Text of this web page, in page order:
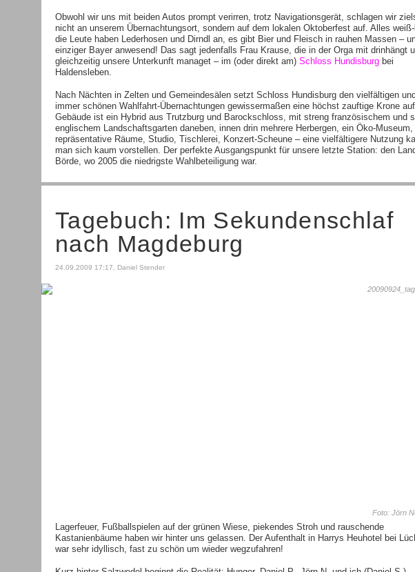
Obwohl wir uns mit beiden Autos prompt verirren, trotz Navigationsgerät, schlagen wir
nicht an unserem Übernachtungsort, sondern auf dem lokalen Oktoberfest auf. Alles
die Leute haben Lederhosen und Dirndl an, es gibt Bier und Fleisch in rauhen Massen –
einziger Bayer anwesend! Das sagt jedenfalls Frau Krause, die in der Orga mit drinhängt
gleichzeitig unsere Unterkunft managet – im (oder direkt am) Schloss Hundisburg bei
Haldensleben.
Nach Nächten in Zelten und Gemeindesälen setzt Schloss Hundisburg den vielfältigen und
immer schönen Wahlfahrt-Übernachtungen gewissermaßen eine höchst zauftige Krone
Gebäude ist ein Hybrid aus Trutzburg und Barockschloss, mit streng französischem und
englischem Landschaftsgarten daneben, innen drin mehrere Herbergen, ein Öko-Museum,
repräsentative Räume, Studio, Tischlerei, Konzert-Scheune – eine vielfältigere Nutzung
man sich kaum vorstellen. Der perfekte Ausgangspunkt für unsere letzte Station: den
Börde, wo 2005 die niedrigste Wahlbeteiligung war.
Tagebuch: Im Sekundenschlaf
nach Magdeburg
24.09.2009 17:17, Daniel Stender
Foto: Jörn
Lagerfeuer, Fußballspielen auf der grünen Wiese, piekendes Stroh und rauschende
Kastanienbäume haben wir hinter uns gelassen. Der Aufenthalt in Harrys Heuhotel bei
war sehr idyllisch, fast zu schön um wieder wegzufahren!